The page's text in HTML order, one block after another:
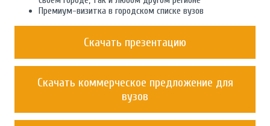
Премиум-визитка в городском списке вузов
Скачать презентацию
Скачать коммерческое предложение для
вузов